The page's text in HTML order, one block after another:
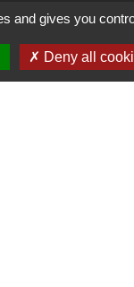
de l'Intérieur
Odette Brachet
and gives you
Deny all